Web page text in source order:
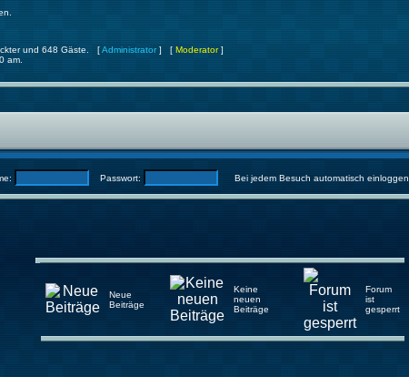
und 648 Gäste. [Administrator] [ Moderator]
am.
Passwort: Bei jedem Besuch automatisch einloggen
Neue
Beiträge
Keine
neuen
Beiträge
Forum
ist
gesperrt